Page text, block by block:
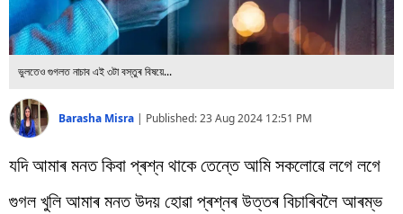
ভুলতেও গুগলত নাচাব এই ৩টা বস্তুৰ বিষয়ে...
Barasha Misra | Published:23 Aug 2024 12:51 PM
যদি আমাৰ মনত কিবা প্ৰশ্ন থাকে তেন্তে আমি সকলোৱে লগে লগে
গুগল খুলি আমাৰ মনত উদয় হোৱা প্ৰশ্নৰ উত্তৰ বিচাৰিবলৈ আৰম্ভ